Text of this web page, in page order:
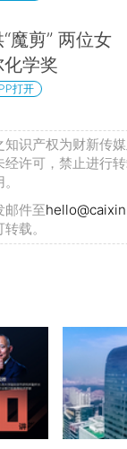
魔剪” 两位女
学奖
打开
识产权为财新传
许可，禁止进行
邮件至
载。